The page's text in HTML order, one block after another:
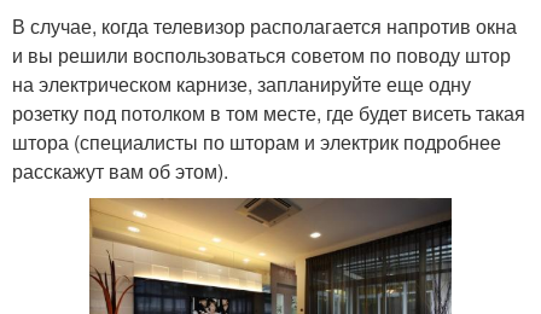
В случае, когда телевизор располагается напротив окна
и вы решили воспользоваться советом по поводу штор
на электрическом карнизе, запланируйте еще одну
розетку под потолком в том месте, где будет висеть такая
штора (специалисты по шторам и электрик подробнее
расскажут вам об этом).